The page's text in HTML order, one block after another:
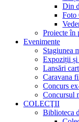
Din
Foto
Proiecte în
Evenimente
Stagiunea
Expoziții și
Lansări
Caravana
Concurs
Concursul
COLECŢII
Biblioteca